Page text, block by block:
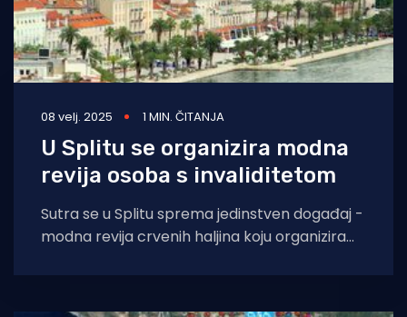
08 velj. 2025 1 MIN. ČITANJA
U Splitu se organizira modna
revija osoba s invaliditetom
Sutra se u Splitu sprema jedinstven događaj -
modna revija crvenih haljina koju organizira
"Srce&